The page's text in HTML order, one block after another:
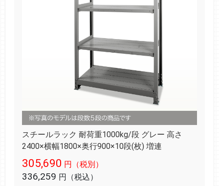
スチールラック 耐荷重1000kg/段 グレー 高さ
2400×横幅1800×奥行900×10段(枚) 増連
305,690 円（税別）
336,259 円（税込）